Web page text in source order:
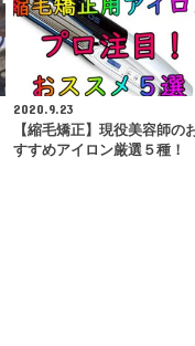
2020.9.23
【縮毛矯正】現役美容師の
すすめアイロン厳選５種！